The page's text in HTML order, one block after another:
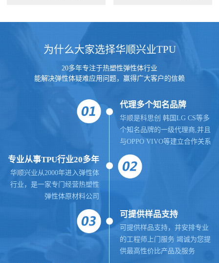
为什么大家选择华顺兴业TPU
20多年专注于热塑性弹性体行业
能解决弹性体疑难应用问题，赢得广大客户的信赖
代理多个知名品牌
华顺是科思创 韩国LG CS等多
个知名品牌的一级代理商,并且
与OPPO VIVO等建立合作关系
专业从事TPU行业20多年
华顺兴业从2000年进入弹性体
行业，是一家专门经营热塑性
弹性体原材料公司
可提供样品支持
可提供样品支持，并安排专业
的工程师上门服务 竭诚为您提
供最高性价比产品及服务